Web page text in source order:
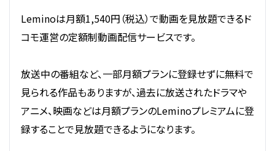
Leminoは月額1,540円（税込）で動画を見放題できるド
コモ運営の定額制動画配信サービスです。
放送中の番組など、一部月額プランに登録せずに無料で
見られる作品もありますが、過去に放送されたドラマや
アニメ、映画などは月額プランのLeminoプレミアムに登
録することで見放題できるようになります。